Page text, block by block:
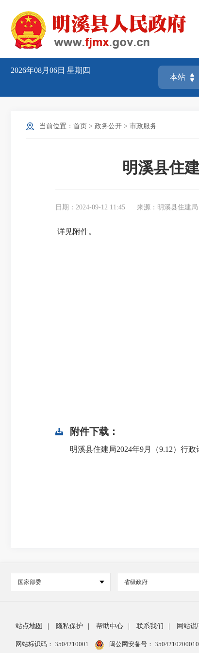
2026年08月06日 星期四
当前位置： 首页 > 政务公开 > 市政服务
明溪县住
日期：2024-09-12 11:45 来源：明溪县住建局
详见附件。
附件下载：
明溪县住建局2024年9月（9.12）行
国家部委 省级政府
站点地图 隐私保护 帮助中心 联系我们 网站说
网站标识码： 3504210001 闽公网安备号：